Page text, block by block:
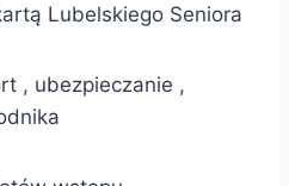
Lubelskiego Seniora
, ubezpieczanie ,